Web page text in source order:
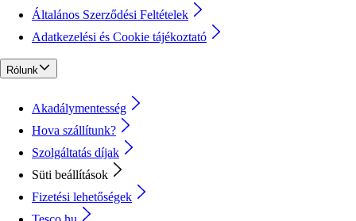
Általános Szerződési Feltételek
Adatkezelési és Cookie tájékoztató
Rólunk
Akadálymentesség
Hova szállítunk?
Szolgáltatás díjak
Süti beállítások
Fizetési lehetőségek